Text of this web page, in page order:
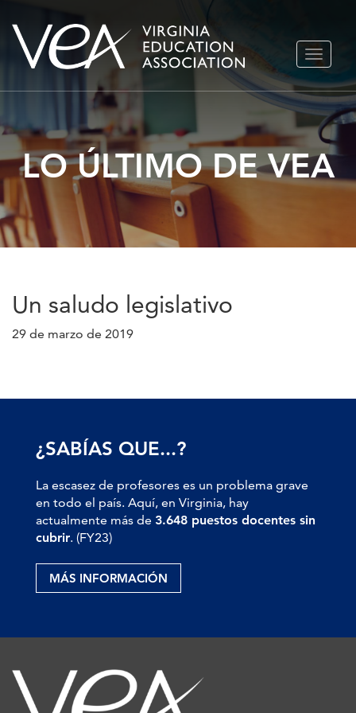
Ir
LO ÚLTIMO DE VEA
Un saludo legislativo
29 de marzo de 2019
¿SABÍAS QUE...?
La escasez de profesores es un problema grave
en todo el país. Aquí, en Virginia, hay
actualmente más de 3.648 puestos docentes sin
cubrir. (FY23)
MÁS INFORMACIÓN